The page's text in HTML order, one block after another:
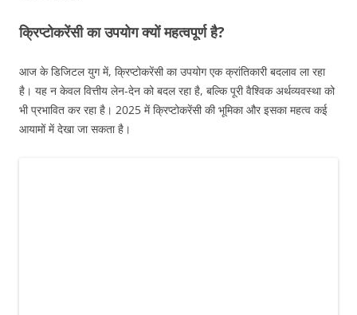
क्रिप्टोकरेंसी का उपयोग क्यों महत्वपूर्ण है?
आज के डिजिटल युग में, क्रिप्टोकरेंसी का उपयोग एक क्रांतिकारी बदलाव ला रहा
है। यह न केवल वित्तीय लेन-देन को बदल रहा है, बल्कि पूरी वैश्विक अर्थव्यवस्था को
भी प्रभावित कर रहा है। 2025 में क्रिप्टोकरेंसी की भूमिका और इसका महत्व कई
आयामों में देखा जा सकता है।